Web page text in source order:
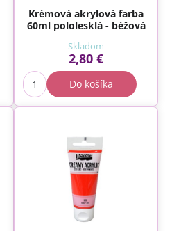
Krémová akrylová farba
60ml pololesklá - béžová
Skladom
2,80 €
Do košíka